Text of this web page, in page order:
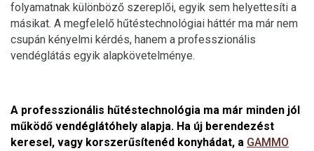
folyamatnak különböző szereplői, egyik sem helyettesíti a
másikat. A megfelelő hűtéstechnológiai háttér ma már nem
csupán kényelmi kérdés, hanem a professzionális
vendéglátás egyik alapkövetelménye.
A professzionális hűtéstechnológia ma már minden jól
működő vendéglátóhely alapja. Ha új berendezést
keresel, vagy korszerűsítenéd konyhádat, a GAMMO